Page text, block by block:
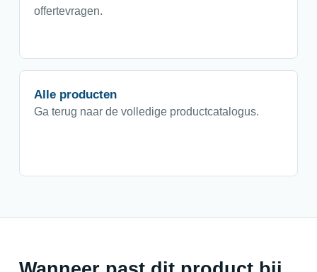
offertevragen.
Alle producten
Ga terug naar de volledige productcatalogus.